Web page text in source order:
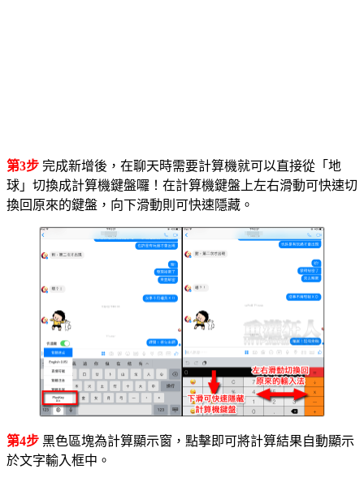
第3步 完成新增後，在聊天時需要計算機就可以直接從「地
球」切換成計算機鍵盤囉！在計算機鍵盤上左右滑動可快速切
換回原來的鍵盤，向下滑動則可快速隱藏。
第4步 黑色區塊為計算顯示窗，點擊即可將計算結果自動顯示
於文字輸入框中。